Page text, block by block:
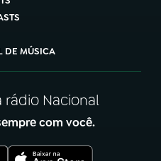
DE MÚSICA
rádio Nacional
com você.